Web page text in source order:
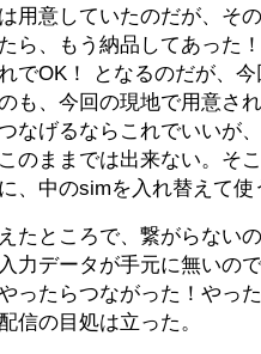
用意していたのだが、そ
ら、もう納品してあった
でOK！ となるのだが、
も、今回の現地で用意さ
なげるならこれでいいが
のままでは出来ない。そ
、中のsimを入れ替えて使
たところで、繋がらない
力データが手元に無いの
ったらつながった！やっ
信の目処は立った。